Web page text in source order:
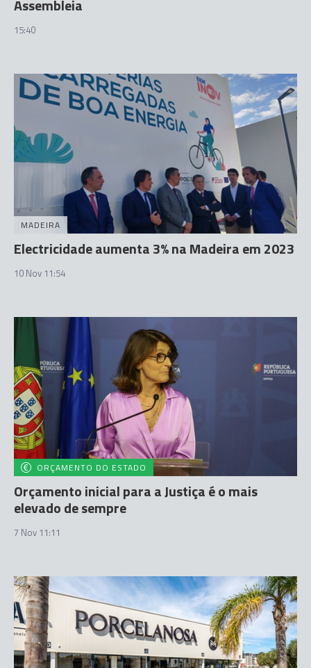
Assembleia
15:40
MADEIRA
Electricidade aumenta 3% na Madeira em 2023
10 Nov 11:54
ORÇAMENTO DO ESTADO
Orçamento inicial para a Justiça é o mais
elevado de sempre
7 Nov 11:11